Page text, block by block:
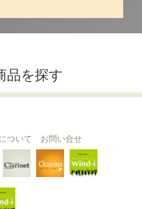
品を探す
Clarinet
ついて お問い合せ